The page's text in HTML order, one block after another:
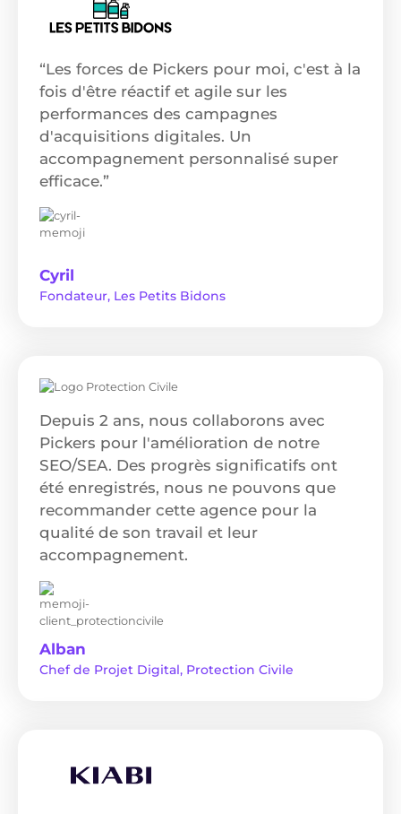
“Les forces de Pickers pour moi, c'est à la
fois d'être réactif et agile sur les
performances des campagnes
d'acquisitions digitales. Un
accompagnement personnalisé super
efficace.”
Cyril
Fondateur, Les Petits Bidons
Depuis 2 ans, nous collaborons avec
Pickers pour l'amélioration de notre
SEO/SEA. Des progrès significatifs ont
été enregistrés, nous ne pouvons que
recommander cette agence pour la
qualité de son travail et leur
accompagnement.
Alban
Chef de Projet Digital, Protection Civile